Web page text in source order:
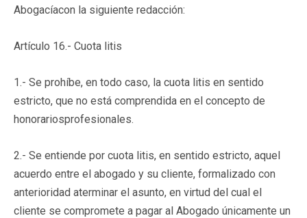
Abogacíacon la siguiente redacción:
Artículo 16.- Cuota litis
1.- Se prohíbe, en todo caso, la cuota litis en sentido
estricto, que no está comprendida en el concepto de
honorariosprofesionales.
2.- Se entiende por cuota litis, en sentido estricto, aquel
acuerdo entre el abogado y su cliente, formalizado con
anterioridad aterminar el asunto, en virtud del cual el
cliente se compromete a pagar al Abogado únicamente un